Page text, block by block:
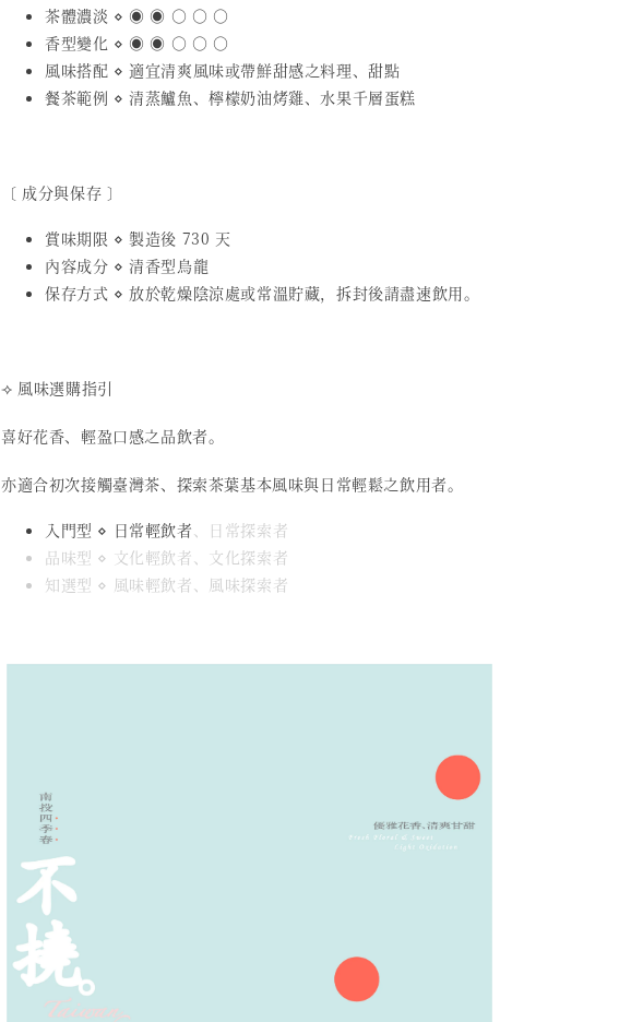
茶體濃淡 ⋄ ◉ ◉ ○ ○ ○
香型變化 ⋄ ◉ ◉ ○ ○ ○
風味搭配 ⋄ 適宜清爽風味或帶鮮甜感之料理、甜點
餐茶範例 ⋄ 清蒸鱸魚、檸檬奶油烤雞、水果千層蛋糕
〔 成分與保存 〕
賞味期限 ⋄ 製造後 730 天
內容成分 ⋄ 清香型烏龍
保存方式 ⋄ 放於乾燥陰涼處或常溫貯藏，拆封後請盡速飲用。
⟢ 風味選購指引
喜好花香、輕盈口感之品飲者。
亦適合初次接觸臺灣茶、探索茶葉基本風味與日常輕鬆之飲用者。
入門型 ⋄ 日常輕飲者、日常探索者
品味型 ⋄ 文化輕飲者、文化探索者
知選型 ⋄ 風味輕飲者、風味探索者